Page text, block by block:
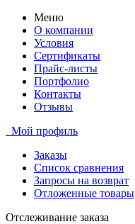
Меню
О компании
Условия
Сертификаты
Прайс-листы
Портфолио
Контакты
Отзывы
Мой профиль
Заказы
Список сравнения
Запросы на возврат
Отложенные товары
Отслеживание заказа